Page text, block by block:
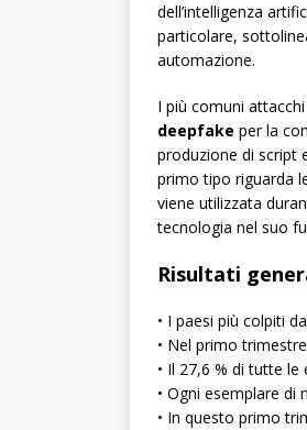
dell’intelligenza
particolare,
automazione.
I più comuni
deepfake per la
produzione di script
primo tipo riguarda
viene utilizzata
tecnologia nel suo
Risultati
• I paesi più colpiti
• Nel primo
• Il 27,6 % di tutte
• Ogni esemplare di
• In questo primo